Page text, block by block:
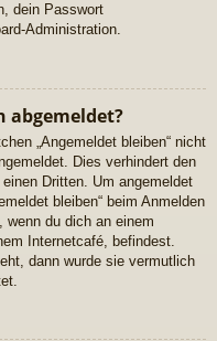
dein Passwort
Administration.
abgemeldet?
„Angemeldet bleiben“ nicht
Dies verhindert den
Dritten. Um angemeldet
bleiben“ beim Anmelden
du dich an einem
Internetcafé, befindest.
dann wurde sie vermutlich